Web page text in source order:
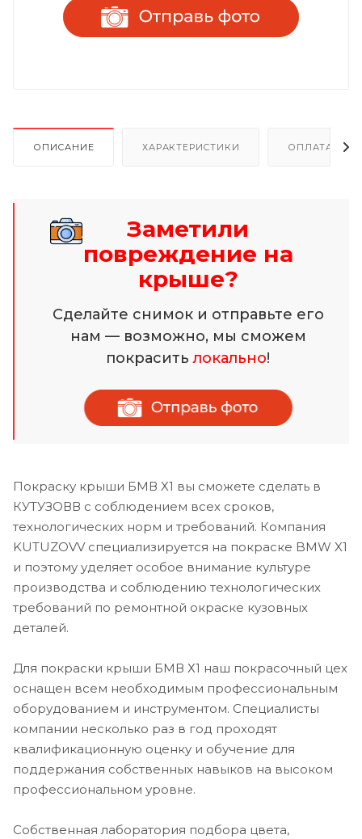
ОПИСАНИЕ ХАРАКТЕРИСТИКИ ОПЛАТА И
Заметили
повреждение на
крыше?
Сделайте снимок и отправьте его
нам — возможно, мы сможем
покраситьлокально!
Покраску крыши БМВ Х1 вы сможете сделать в
КУТУЗОВВ с соблюдением всех сроков,
технологических норм и требований. Компания
KUTUZOVV специализируется на покраске BMW X1
и поэтому уделяет особое внимание культуре
производства и соблюдению технологических
требований по ремонтной окраске кузовных
деталей.
Для покраски крыши БМВ Х1 наш покрасочный цех
оснащен всем необходимым профессиональным
оборудованием и инструментом. Специалисты
компании несколько раз в год проходят
квалификационную оценку и обучение для
поддержания собственных навыков на высоком
профессиональном уровне.
Собственная лаборатория подбора цвета,